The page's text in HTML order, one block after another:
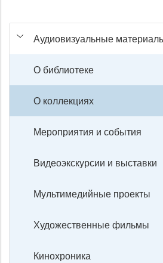
Аудиовизуальные
О библиотеке
О коллекциях
Мероприятия и события
Видеоэкскурсии и выставки
Мультимедийные проекты
Художественные фильмы
Кинохроника